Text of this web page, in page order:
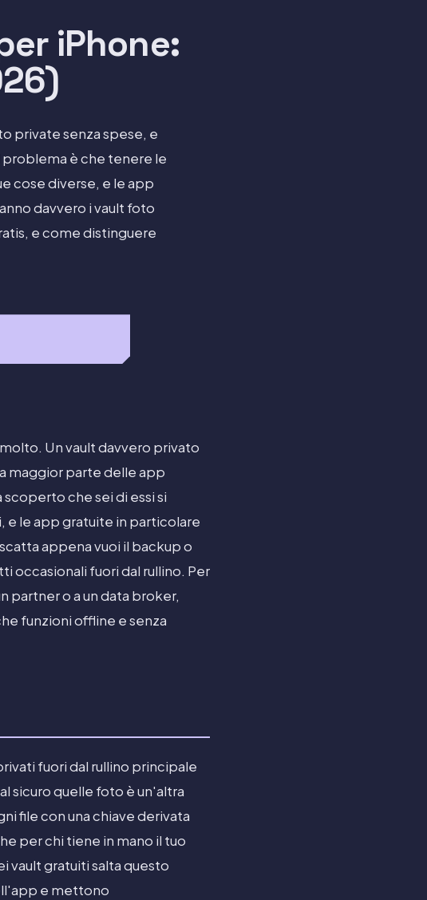
iPhone:
private senza spese, e
è che tenere le
cose diverse, e le app
davvero i vault foto
e come distinguere
Un vault davvero privato
maggior parte delle app
che sei di essi si
e le app gratuite in particolare
appena vuoi il backup o
occasionali fuori dal rullino. Per
partner o a un data broker,
funzioni offline e senza
fuori dal rullino principale
sicuro quelle foto è un'altra
file con una chiave derivata
per chi tiene in mano il tuo
vault gratuiti salta questo
e mettono